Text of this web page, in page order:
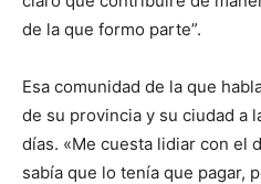
de la que formo parte”.
Esa comunidad de la que
de su provincia y su ciudad a
días. «Me cuesta lidiar con el
sabía que lo tenía que pagar,